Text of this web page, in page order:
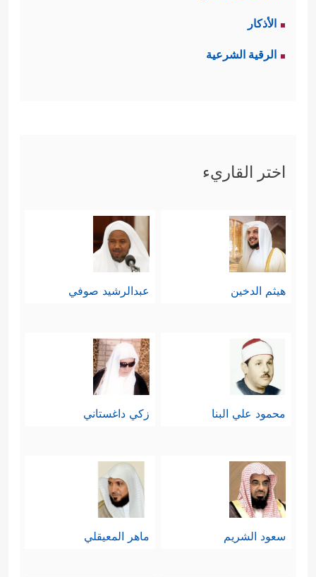
الأذكار
الرقية الشرعية
اختر القاريء
هيثم الدخين عبدالرشيد صوفي
محمود علي البنا زكي داغستاني
سعود الشريم ماهر المعيقلي